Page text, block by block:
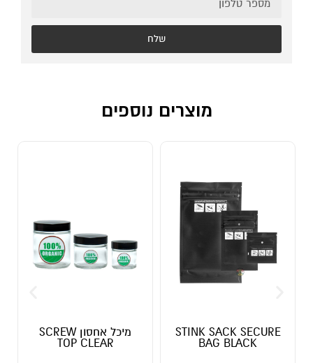
שלח
מוצרים נוספים
STINK SACK SECURE
BAG BLACK
מיכל אחסון SCREW
TOP CLEAR